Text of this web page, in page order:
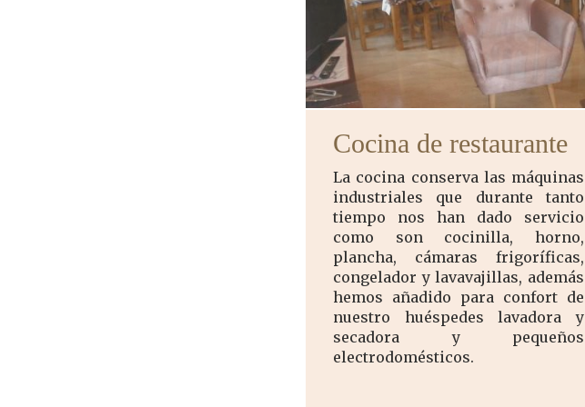
Cocina de restaurante
La cocina conserva las máquinas
industriales que durante tanto
tiempo nos han dado servicio
como son cocinilla, horno,
plancha, cámaras frigoríficas,
congelador y lavavajillas, además
hemos añadido para confort de
nuestro huéspedes lavadora y
secadora y pequeños
electrodomésticos.